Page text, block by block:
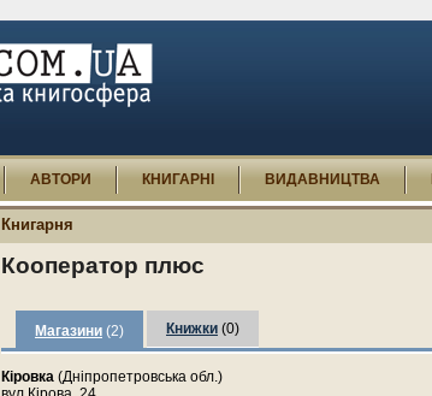
АВТОРИ КНИГАРНІ ВИДАВНИЦТВА
Книгарня
Кооператор плюс
Магазини (2) Книжки (0)
Кіровка (Дніпропетровська обл.)